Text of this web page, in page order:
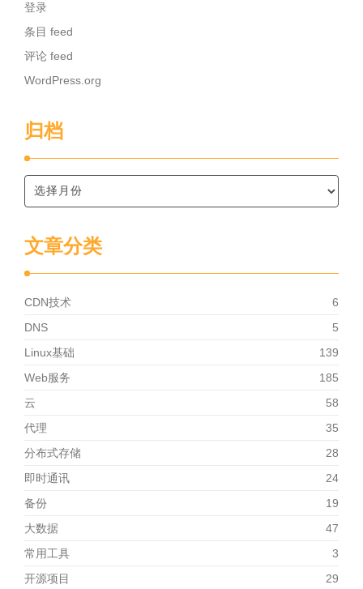
登录
条目 feed
评论 feed
WordPress.org
归档
文章分类
CDN技术
6
DNS
5
Linux基础
139
Web服务
185
云
58
代理
35
分布式存储
28
即时通讯
24
备份
19
大数据
47
常用工具
3
开源项目
29